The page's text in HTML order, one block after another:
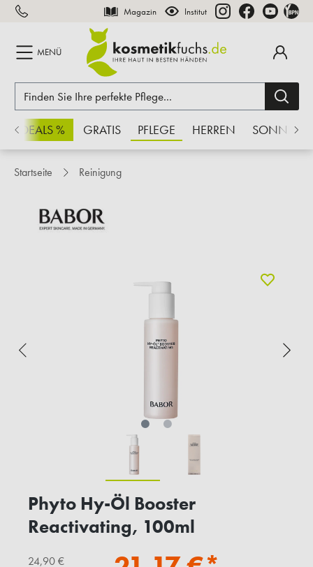
springen Magazin Institut
MENÜ
% GRATIS PFLEGE HERREN SONNE
Startseite Reinigung
Phyto Hy-Öl Booster
Reactivating, 100ml
24,90 €